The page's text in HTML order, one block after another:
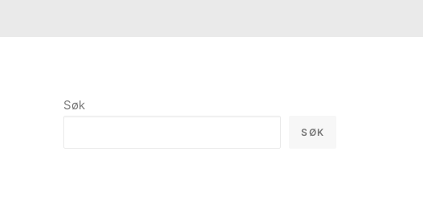
Søk
SØK